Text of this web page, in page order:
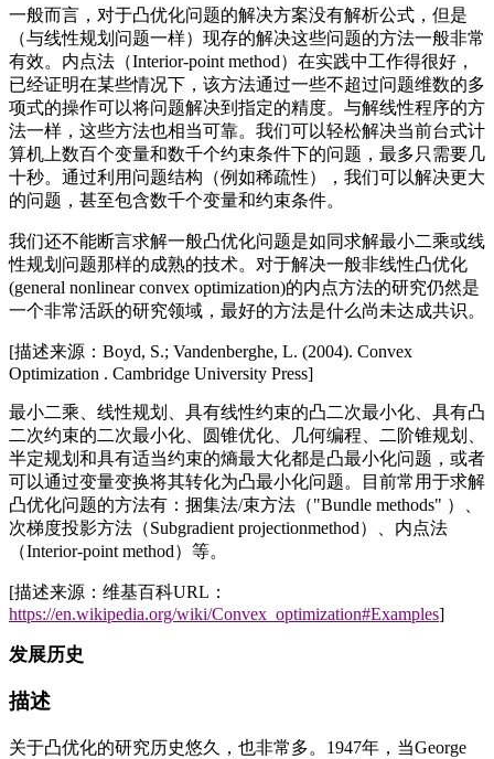
一般而言，对于凸优化问题的解决方案没有解析公式，但是
（与线性规划问题一样）现存的解决这些问题的方法一般非常
有效。内点法（Interior-point method）在实践中工作得很好，
已经证明在某些情况下，该方法通过一些不超过问题维数的多
项式的操作可以将问题解决到指定的精度。与解线性程序的方
法一样，这些方法也相当可靠。我们可以轻松解决当前台式计
算机上数百个变量和数千个约束条件下的问题，最多只需要几
十秒。通过利用问题结构（例如稀疏性），我们可以解决更大
的问题，甚至包含数千个变量和约束条件。
我们还不能断言求解一般凸优化问题是如同求解最小二乘或线
性规划问题那样的成熟的技术。对于解决一般非线性凸优化
(general nonlinear convex optimization)的内点方法的研究仍然是
一个非常活跃的研究领域，最好的方法是什么尚未达成共识。
[描述来源： Boyd, S.; Vandenberghe, L. (2004). Convex
Optimization . Cambridge University Press]
最小二乘、线性规划、具有线性约束的凸二次最小化、具有凸
二次约束的二次最小化、圆锥优化、几何编程、二阶锥规划、
半定规划和具有适当约束的熵最大化都是凸最小化问题，或者
可以通过变量变换将其转化为凸最小化问题。目前常用于求解
凸优化问题的方法有：捆集法/束方法（"Bundle methods" ）、
次梯度投影方法（Subgradient projectionmethod）、内点法
（Interior-point method）等。
[描述来源：维基百科URL ：
https://en.wikipedia.org/wiki/Convex_optimization#Examples]
发展历史
描述
关于凸优化的研究历史悠久，也非常多。 1947年，当George